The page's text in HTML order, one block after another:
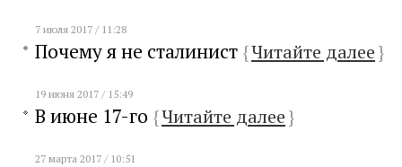
7 июля 2017 / 11:28
Почему я не сталинист {Читайте далее}
19 июня 2017 / 15:49
В июне 17-го {Читайте далее}
27 марта 2017 / 10:51